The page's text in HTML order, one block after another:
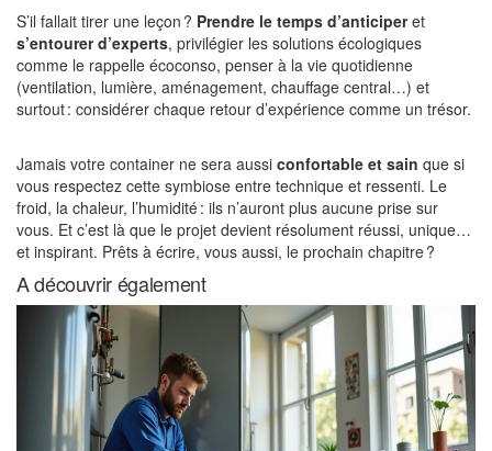
S’il fallait tirer une leçon ? Prendre le temps d’anticiperet
s’entourer d’experts, privilégier les solutions écologiques
comme le rappelle écoconso, penser à la vie quotidienne
(ventilation, lumière, aménagement, chauffage central…) et
surtout : considérer chaque retour d’expérience comme un trésor.
Jamais votre container ne sera aussi confortable et sain que si
vous respectez cette symbiose entre technique et ressenti. Le
froid, la chaleur, l’humidité : ils n’auront plus aucune prise sur
vous. Et c’est là que le projet devient résolument réussi, unique…
et inspirant. Prêts à écrire, vous aussi, le prochain chapitre ?
A découvrir également